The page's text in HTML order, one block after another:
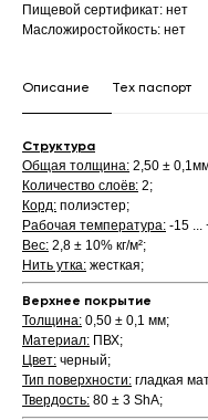
Пищевой сертификат: нет
Масложиростойкость: нет
Описание Тех паспорт
Структура
Общая толщина: 2,50 ±
Количество слоёв: 2;
Корд: полиэстер;
Рабочая температура: -15 ...
Вес: 2,8 ± 10% кг/м²;
Нить утка: жесткая;
Верхнее покрытие
Толщина: 0,50 ± 0,1 мм;
Материал: ПВХ;
Цвет: черный;
Тип поверхности: гладкая
Твердость: 80 ± 3 ShA;